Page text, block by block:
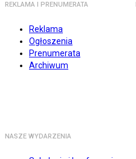
REKLAMA I PRENUMERATA
Reklama
Ogłoszenia
Prenumerata
Archiwum
NASZE WYDARZENIA